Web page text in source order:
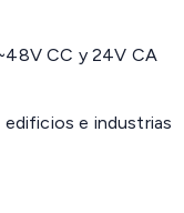
CC y 24V CA
e industrias